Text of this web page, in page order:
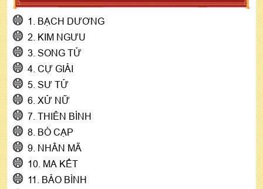
1. BẠCH DƯƠNG
2. KIM NGƯU
3. SONG TỬ
4. CỰ GIẢI
5. SƯ TỬ
6. XỬ NỮ
7. THIÊN BÌNH
8. BÒ CẠP
9. NHÂN MÃ
10. MA KẾT
11. BẢO BÌNH